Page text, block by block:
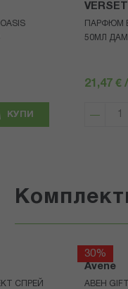
КУПИ
VERSET
ПАРФЮМ
50МЛ
21,47 €
СПРЕЙ
30%
Avene
АВЕН